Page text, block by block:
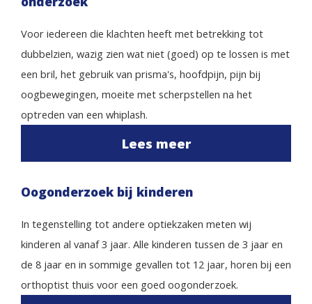
Voor iedereen die klachten heeft met betrekking tot
dubbelzien, wazig zien wat niet (goed) op te lossen is met
een bril, het gebruik van prisma's, hoofdpijn, pijn bij
oogbewegingen, moeite met scherpstellen na het
optreden van een whiplash.
Lees meer
Oogonderzoek bij kinderen
In tegenstelling tot andere optiekzaken meten wij
kinderen al vanaf 3 jaar. Alle kinderen tussen de 3 jaar en
de 8 jaar en in sommige gevallen tot 12 jaar, horen bij een
orthoptist thuis voor een goed oogonderzoek.